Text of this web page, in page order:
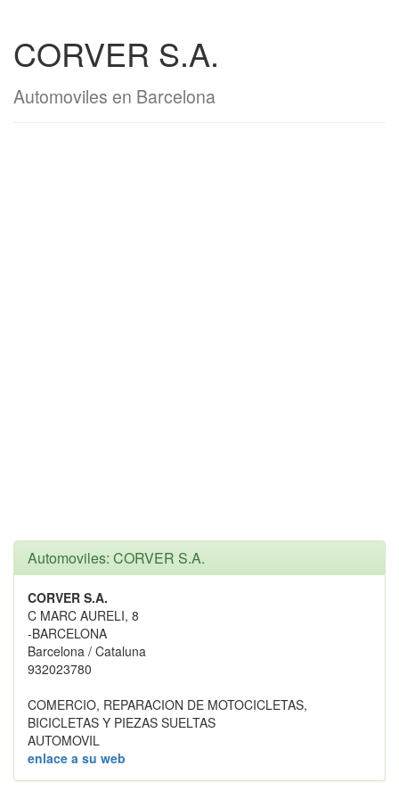
CORVER S.A.
Automoviles en Barcelona
Automoviles: CORVER S.A.
CORVER S.A.
C MARC AURELI, 8
-BARCELONA
Barcelona / Cataluna
932023780
COMERCIO, REPARACION DE MOTOCICLETAS,
BICICLETAS Y PIEZAS SUELTAS
AUTOMOVIL
enlace a su web